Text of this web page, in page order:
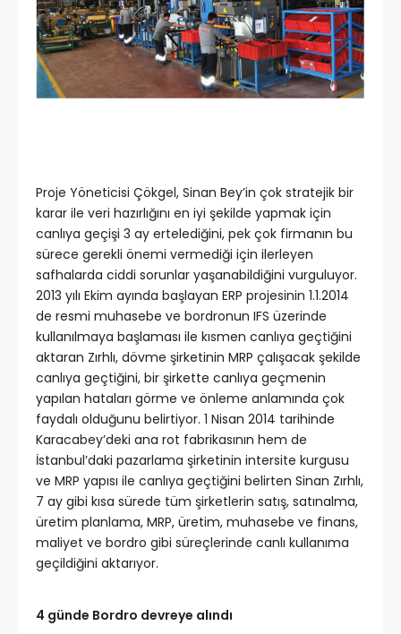
Proje Yöneticisi Çökgel, Sinan Bey’in çok stratejik bir
karar ile veri hazırlığını en iyi şekilde yapmak için
canlıya geçişi 3 ay ertelediğini, pek çok firmanın bu
sürece gerekli önemi vermediği için ilerleyen
safhalarda ciddi sorunlar yaşanabildiğini vurguluyor.
2013 yılı Ekim ayında başlayan ERP projesinin 1.1.2014
de resmi muhasebe ve bordronun IFS üzerinde
kullanılmaya başlaması ile kısmen canlıya geçtiğini
aktaran Zırhlı, dövme şirketinin MRP çalışacak şekilde
canlıya geçtiğini, bir şirkette canlıya geçmenin
yapılan hataları görme ve önleme anlamında çok
faydalı olduğunu belirtiyor. 1 Nisan 2014 tarihinde
Karacabey’deki ana rot fabrikasının hem de
İstanbul’daki pazarlama şirketinin intersite kurgusu
ve MRP yapısı ile canlıya geçtiğini belirten Sinan Zırhlı,
7 ay gibi kısa sürede tüm şirketlerin satış, satınalma,
üretim planlama, MRP, üretim, muhasebe ve finans,
maliyet ve bordro gibi süreçlerinde canlı kullanıma
geçildiğini aktarıyor.
4 günde Bordro devreye alındı